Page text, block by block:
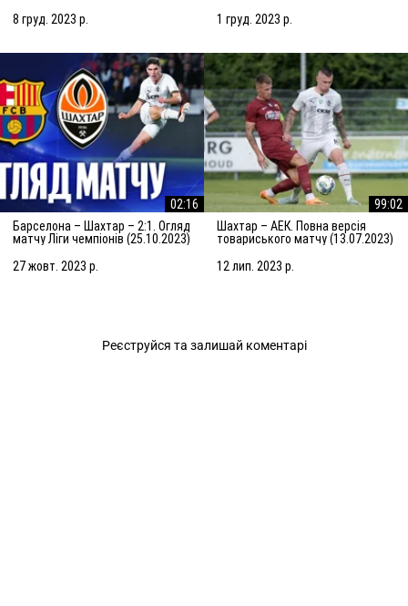
8 груд. 2023 р.
1 груд. 2023 р.
02:16
Барселона – Шахтар – 2:1. Огляд
матчу Ліги чемпіонів (25.10.2023)
27 жовт. 2023 р.
99:02
Шахтар – АЕК. Повна версія
товариського матчу (13.07.2023)
12 лип. 2023 р.